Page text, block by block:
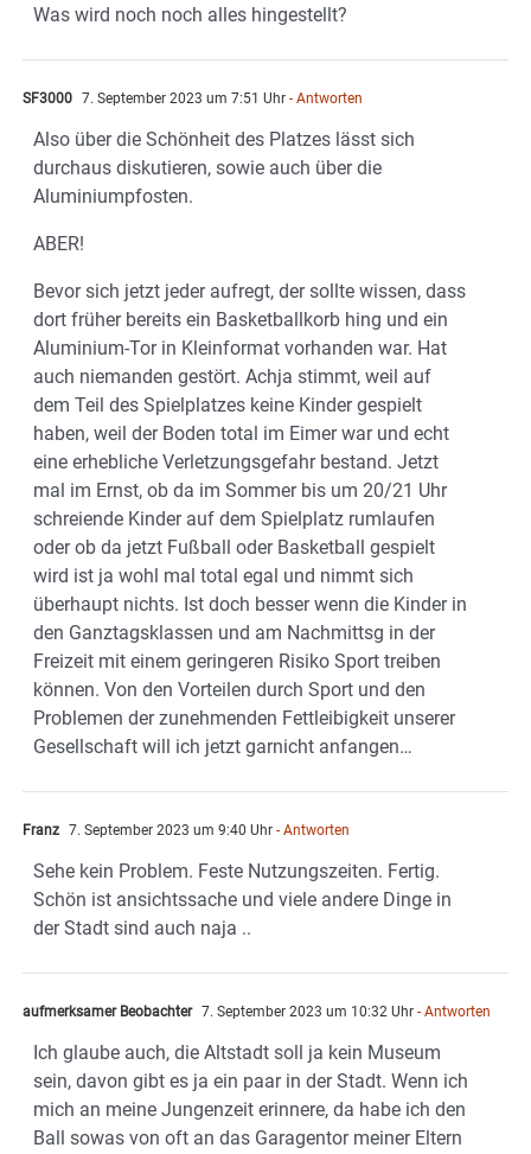
Was wird noch noch alles hingestellt?
SF3000 7. September 2023 um 7:51 Uhr - Antworten
Also über die Schönheit des Platzes lässt sich
durchaus diskutieren, sowie auch über die
Aluminiumpfosten.
ABER!
Bevor sich jetzt jeder aufregt, der sollte wissen, dass
dort früher bereits ein Basketballkorb hing und ein
Aluminium-Tor in Kleinformat vorhanden war. Hat
auch niemanden gestört. Achja stimmt, weil auf
dem Teil des Spielplatzes keine Kinder gespielt
haben, weil der Boden total im Eimer war und echt
eine erhebliche Verletzungsgefahr bestand. Jetzt
mal im Ernst, ob da im Sommer bis um 20/21 Uhr
schreiende Kinder auf dem Spielplatz rumlaufen
oder ob da jetzt Fußball oder Basketball gespielt
wird ist ja wohl mal total egal und nimmt sich
überhaupt nichts. Ist doch besser wenn die Kinder in
den Ganztagsklassen und am Nachmittsg in der
Freizeit mit einem geringeren Risiko Sport treiben
können. Von den Vorteilen durch Sport und den
Problemen der zunehmenden Fettleibigkeit unserer
Gesellschaft will ich jetzt garnicht anfangen…
Franz 7. September 2023 um 9:40 Uhr - Antworten
Sehe kein Problem. Feste Nutzungszeiten. Fertig.
Schön ist ansichtssache und viele andere Dinge in
der Stadt sind auch naja ..
aufmerksamer Beobachter 7. September 2023 um 10:32 Uhr - Antworten
Ich glaube auch, die Altstadt soll ja kein Museum
sein, davon gibt es ja ein paar in der Stadt. Wenn ich
mich an meine Jungenzeit erinnere, da habe ich den
Ball sowas von oft an das Garagentor meiner Eltern